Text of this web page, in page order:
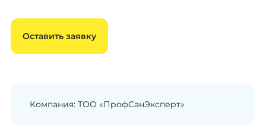
Оставить заявку
Компания: ТОО «ПрофСанЭксперт»